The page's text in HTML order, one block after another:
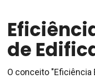
de
O conceito "Eficiência